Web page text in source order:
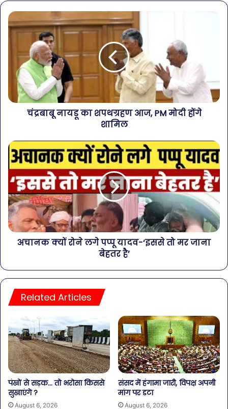
चंद्रबाबू नायडू का शपथग्रहण आज, PM मोदी होंगे
शामिल
अचानक क्यों रोने लगे पप्पू यादव-‘इससे तो मर जाना
बेहतर है’
Related Articles
पंखों से सड़क… तो भरोसा किससे
सुखाएंगे ?
August 6, 2026
संसद में हंगामा जारी, विपक्ष अपनी
मांग पर डटा
August 6, 2026